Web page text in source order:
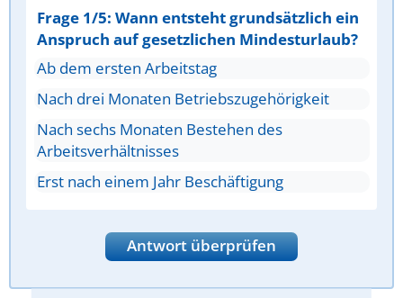
Frage 1/5: Wann entsteht grundsätzlich ein
Anspruch auf gesetzlichen Mindesturlaub?
Ab dem ersten Arbeitstag
Nach drei Monaten Betriebszugehörigkeit
Nach sechs Monaten Bestehen des
Arbeitsverhältnisses
Erst nach einem Jahr Beschäftigung
Antwort überprüfen